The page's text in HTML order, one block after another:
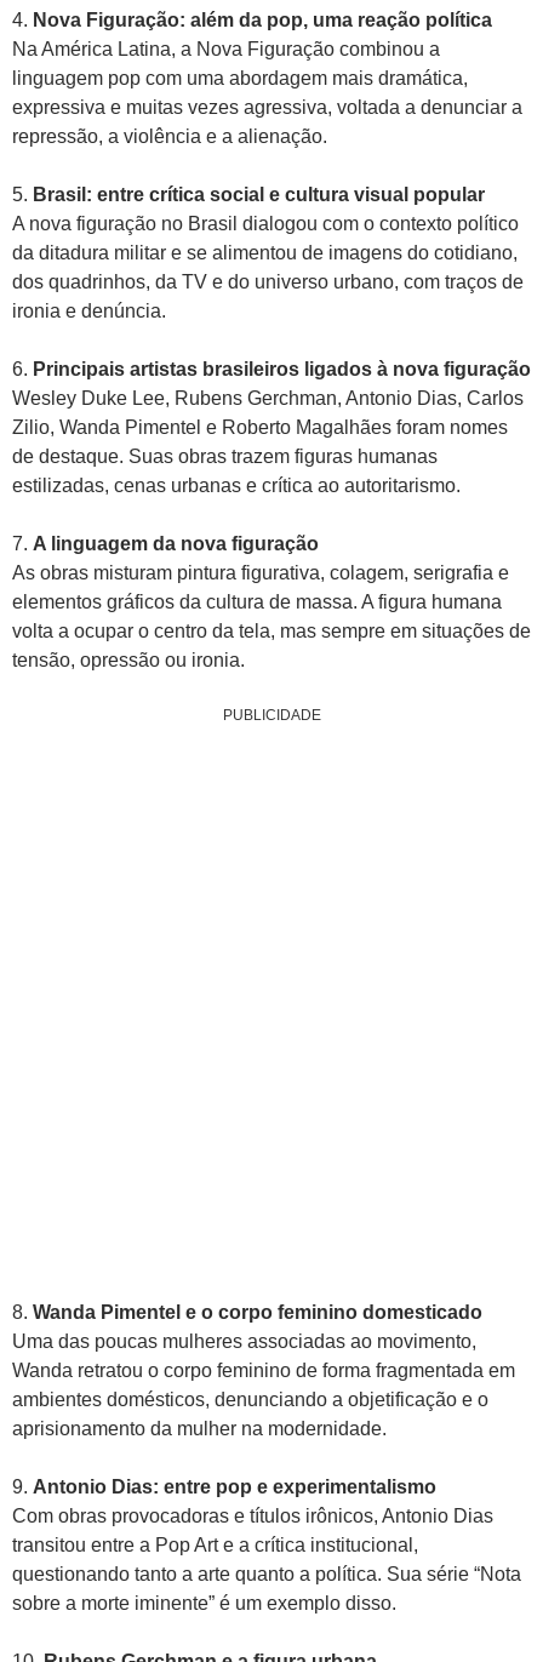
4. Nova Figuração: além da pop, uma reação política
Na América Latina, a Nova Figuração combinou a
linguagem pop com uma abordagem mais dramática,
expressiva e muitas vezes agressiva, voltada a denunciar a
repressão, a violência e a alienação.
5. Brasil: entre crítica social e cultura visual popular
A nova figuração no Brasil dialogou com o contexto político
da ditadura militar e se alimentou de imagens do cotidiano,
dos quadrinhos, da TV e do universo urbano, com traços de
ironia e denúncia.
6. Principais artistas brasileiros ligados à nova figuração
Wesley Duke Lee, Rubens Gerchman, Antonio Dias, Carlos
Zilio, Wanda Pimentel e Roberto Magalhães foram nomes
de destaque. Suas obras trazem figuras humanas
estilizadas, cenas urbanas e crítica ao autoritarismo.
7. A linguagem da nova figuração
As obras misturam pintura figurativa, colagem, serigrafia e
elementos gráficos da cultura de massa. A figura humana
volta a ocupar o centro da tela, mas sempre em situações de
tensão, opressão ou ironia.
PUBLICIDADE
8. Wanda Pimentel e o corpo feminino domesticado
Uma das poucas mulheres associadas ao movimento,
Wanda retratou o corpo feminino de forma fragmentada em
ambientes domésticos, denunciando a objetificação e o
aprisionamento da mulher na modernidade.
9. Antonio Dias: entre pop e experimentalismo
Com obras provocadoras e títulos irônicos, Antonio Dias
transitou entre a Pop Art e a crítica institucional,
questionando tanto a arte quanto a política. Sua série “Nota
sobre a morte iminente” é um exemplo disso.